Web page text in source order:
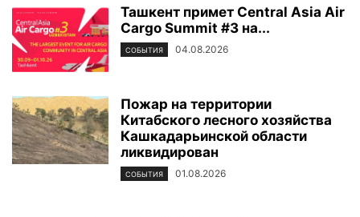
Ташкент примет Central Asia Air
Cargo Summit #3 на...
СОБЫТИЯ 04.08.2026
Пожар на территории
Китабского лесного хозяйства
Кашкадарьинской области
ликвидирован
СОБЫТИЯ 01.08.2026